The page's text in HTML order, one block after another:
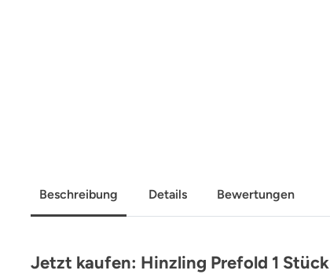
Beschreibung Details Bewertungen
Jetzt kaufen: Hinzling Prefold 1 Stück